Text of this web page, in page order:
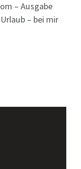
– Ausgabe
– bei mir